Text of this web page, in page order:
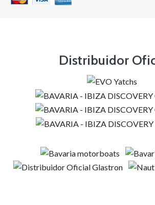
Distribuidor